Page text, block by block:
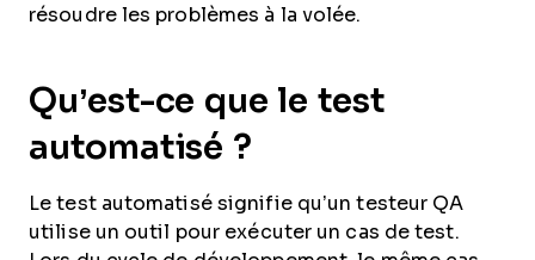
résoudre les problèmes à la volée.
Qu’est-ce que le test
automatisé ?
Le test automatisé signifie qu’un testeur QA
utilise un outil pour exécuter un cas de test.